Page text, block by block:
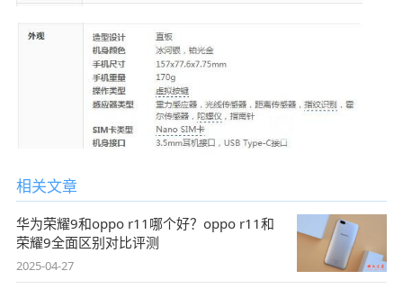
相关文章
华为荣耀9和oppo r11哪个好？oppo r11和
荣耀9全面区别对比评测
2025-04-27